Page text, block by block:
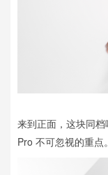
来到正面，这块同
Pro 不可忽视的重点。